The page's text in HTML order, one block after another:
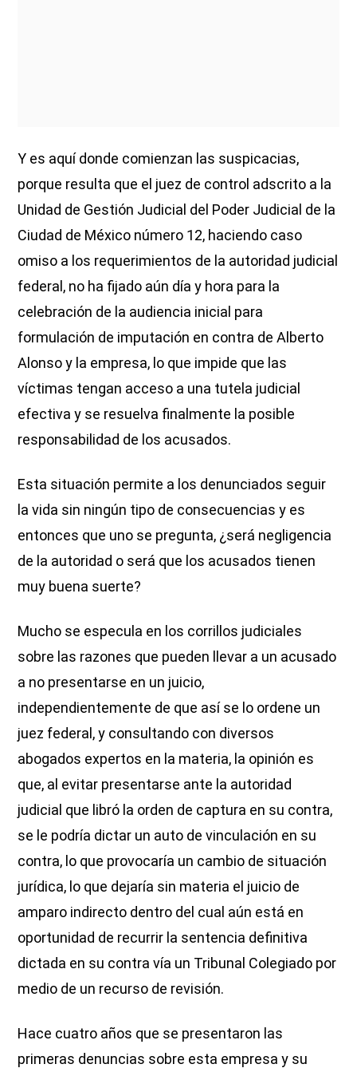
Y es aquí donde comienzan las suspicacias,
porque resulta que el juez de control adscrito a la
Unidad de Gestión Judicial del Poder Judicial de la
Ciudad de México número 12, haciendo caso
omiso a los requerimientos de la autoridad judicial
federal, no ha fijado aún día y hora para la
celebración de la audiencia inicial para
formulación de imputación en contra de Alberto
Alonso y la empresa, lo que impide que las
víctimas tengan acceso a una tutela judicial
efectiva y se resuelva finalmente la posible
responsabilidad de los acusados.
Esta situación permite a los denunciados seguir
la vida sin ningún tipo de consecuencias y es
entonces que uno se pregunta, ¿será negligencia
de la autoridad o será que los acusados tienen
muy buena suerte?
Mucho se especula en los corrillos judiciales
sobre las razones que pueden llevar a un acusado
a no presentarse en un juicio,
independientemente de que así se lo ordene un
juez federal, y consultando con diversos
abogados expertos en la materia, la opinión es
que, al evitar presentarse ante la autoridad
judicial que libró la orden de captura en su contra,
se le podría dictar un auto de vinculación en su
contra, lo que provocaría un cambio de situación
jurídica, lo que dejaría sin materia el juicio de
amparo indirecto dentro del cual aún está en
oportunidad de recurrir la sentencia definitiva
dictada en su contra vía un Tribunal Colegiado por
medio de un recurso de revisión.
Hace cuatro años que se presentaron las
primeras denuncias sobre esta empresa y su